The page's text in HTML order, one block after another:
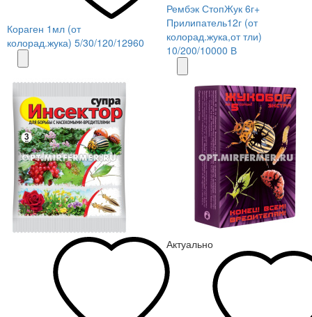
Кораген 1мл (от
колорад.жука) 5/30/120/12960
Рембэк СтопЖук 6г+
Прилипатель12г (от
колорад.жука,от тли)
10/200/10000 В
Актуально